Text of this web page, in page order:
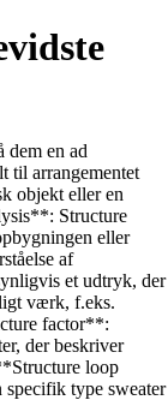
dem en ad
til arrangementet
objekt eller en
Structure
eller
af
et udtryk, der
værk, f.eks.
factor**:
der beskriver
loop
type sweater